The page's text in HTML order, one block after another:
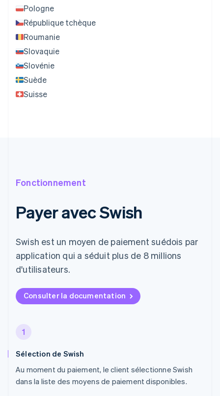
Pologne
République tchèque
Roumanie
Slovaquie
Slovénie
Suède
Suisse
Fonctionnement
Payer avec Swish
Swish est un moyen de paiement suédois par
application qui a séduit plus de 8 millions
d'utilisateurs.
Consulter la documentation
1
Sélection de Swish
Au moment du paiement, le client sélectionne Swish
dans la liste des moyens de paiement disponibles.